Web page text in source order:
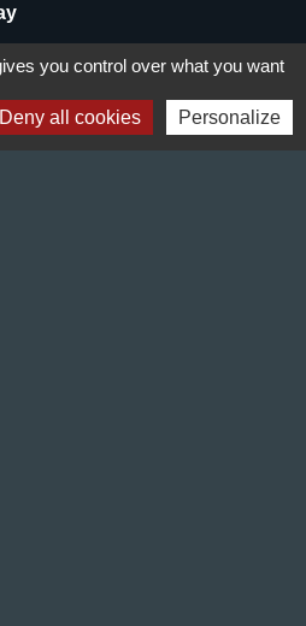
you control over what you want
Deny all cookies Personalize